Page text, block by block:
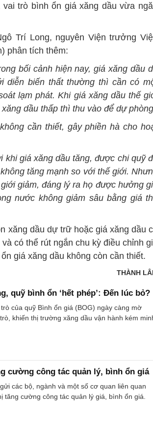
trò bình ổn giá xăng dầu vừa
Trí Long, nguyên Viện trưởng
phân tích thêm:
bối cảnh hiện nay, giá xăng dầu
diễn biến thất thường thì cần có
lạm phát. Khi giá xăng dầu thế
dầu thấp thì thu vào để dự
cần thiết, gây phiền hà cho
giá xăng dầu tăng, được chi quỹ
tăng mạnh so với thế giới.
giảm, đáng lý ra họ được hưởng
nước không giảm sâu bằng giá
xăng dầu dự trữ hoặc giá xăng dầu
có thể rút ngắn chu kỳ điều chỉnh
giá xăng dầu không còn cần thiết.
THÀNH
quỹ bình ổn ‘hết phép’: Đến lúc bỏ?
của quỹ Bình ổn giá (BOG) ngày càng mờ
khiến thị trường xăng dầu vận hành kém
cường công tác quản lý, bình ổn giá
các bộ, ngành và một số cơ quan liên quan
tăng cường công tác quản lý giá, bình ổn giá.